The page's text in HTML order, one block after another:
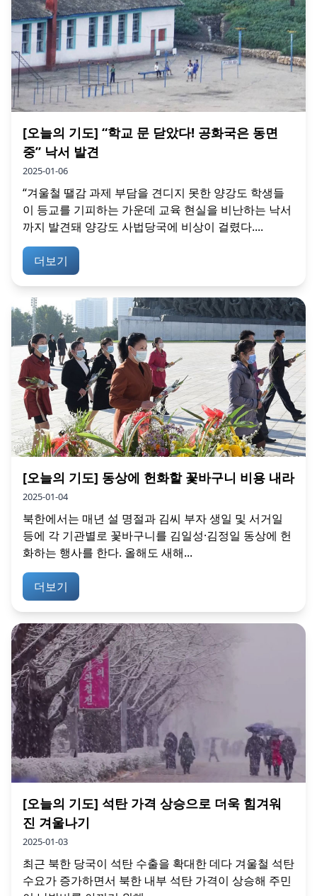
[오늘의 기도] “학교 문 닫았다! 공화국은 동면
중” 낙서 발견
2025-01-06
“겨울철 땔감 과제 부담을 견디지 못한 양강도 학생들
이 등교를 기피하는 가운데 교육 현실을 비난하는 낙서
까지 발견돼 양강도 사법당국에 비상이 걸렸다....
더보기
[오늘의 기도] 동상에 헌화할 꽃바구니 비용 내라
2025-01-04
북한에서는 매년 설 명절과 김씨 부자 생일 및 서거일
등에 각 기관별로 꽃바구니를 김일성·김정일 동상에 헌
화하는 행사를 한다. 올해도 새해...
더보기
[오늘의 기도] 석탄 가격 상승으로 더욱 힘겨워
진 겨울나기
2025-01-03
최근 북한 당국이 석탄 수출을 확대한 데다 겨울철 석탄
수요가 증가하면서 북한 내부 석탄 가격이 상승해 주민